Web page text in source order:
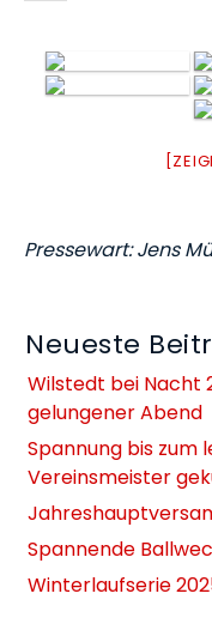
Pressewart: Jens
Neueste
Wilstedt bei Nacht
gelungener Abend
Spannung bis zum
Vereinsmeister
Spannende
Winterlaufserie